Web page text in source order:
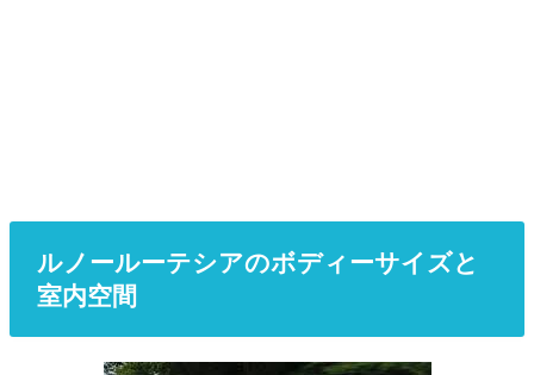
ルノールーテシアのボディーサイズと
室内空間